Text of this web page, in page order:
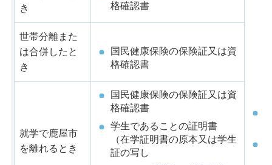
き
格確認書
世帯分離また
は合併したと
き
国民健康保険の保険証又は資
格確認書
就学で鹿屋市
を離れるとき
国民健康保険の保険証又は資
格確認書
学生であることの証明書
（在学証明書の原本又は学生
証の写し